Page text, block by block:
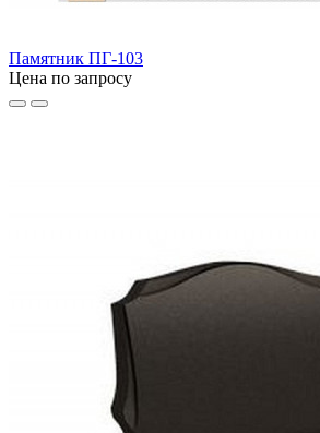
Памятник ПГ-103
Цена по запросу